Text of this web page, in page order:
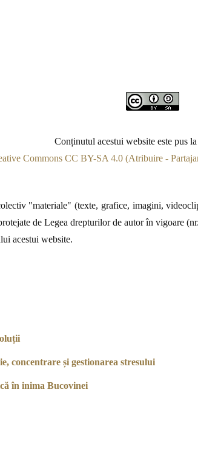
Conținutul acestui website este pus
Commons CC BY-SA 4.0 (Atribuire -
"materiale" (texte, grafice, imagini,
de Legea drepturilor de autor în vigoare
acestui website.
concentrare și gestionarea stresului
în inima Bucovinei